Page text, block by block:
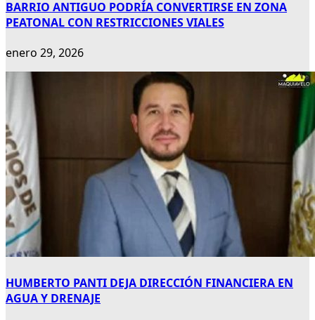
BARRIO ANTIGUO PODRÍA CONVERTIRSE EN ZONA
PEATONAL CON RESTRICCIONES VIALES
enero 29, 2026
HUMBERTO PANTI DEJA DIRECCIÓN FINANCIERA EN
AGUA Y DRENAJE